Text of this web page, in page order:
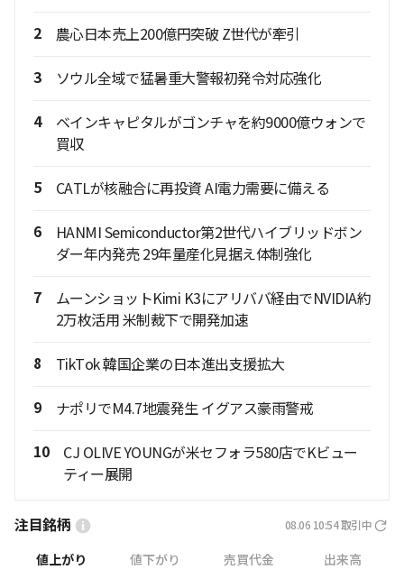
2 農心日本売上200億円突破 Z世代が牽引
3 ソウル全域で猛暑重大警報初発令対応強化
4
ベインキャピタルがゴンチャを約9000億ウォンで
買収
5 CATLが核融合に再投資 AI電力需要に備える
6
HANMI Semiconductor第2世代ハイブリッドボン
ダー年内発売 29年量産化見据え体制強化
7
ムーンショットKimi K3にアリババ経由でNVIDIA約
2万枚活用 米制裁下で開発加速
8 TikTok 韓国企業の日本進出支援拡大
9 ナポリでM4.7地震発生 イグアス豪雨警戒
10
CJ OLIVE YOUNGが米セフォラ580店でKビュー
ティー展開
注目銘柄 08.06 10:54 取引中
値上がり 値下がり 売買代金 出来高